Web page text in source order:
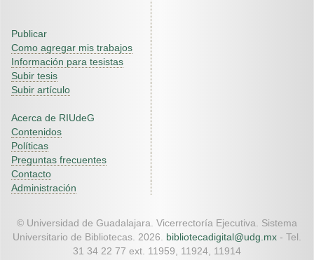
Publicar
Como agregar mis trabajos
Información para tesistas
Subir tesis
Subir artículo
Acerca de RIUdeG
Contenidos
Políticas
Preguntas frecuentes
Contacto
Administración
© Universidad de Guadalajara. Vicerrectoría Ejecutiva. Sistema
Universitario de Bibliotecas. 2026. bibliotecadigital@udg.mx - Tel.
31 34 22 77 ext. 11959, 11924, 11914